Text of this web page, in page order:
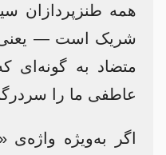
همه طنزپردازان
شریک است — یعنی
متضاد به گونه‌ای
عاطفی ما را
اگر به‌ویژه